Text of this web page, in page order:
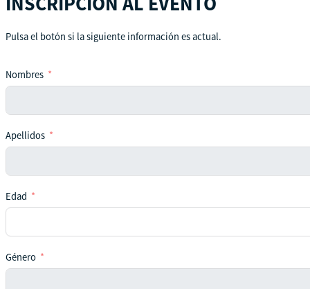
Pulsa el botón si la siguiente información es actual.
Nombres
Apellidos
Edad
Género